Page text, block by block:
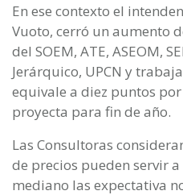
En ese contexto el
Vuoto, cerró un aumento
del SOEM, ATE, ASEOM,
Jerárquico, UPCN y
equivale a diez puntos
proyecta para fin de año.
Las Consultoras
de precios pueden servir
mediano las expectativa